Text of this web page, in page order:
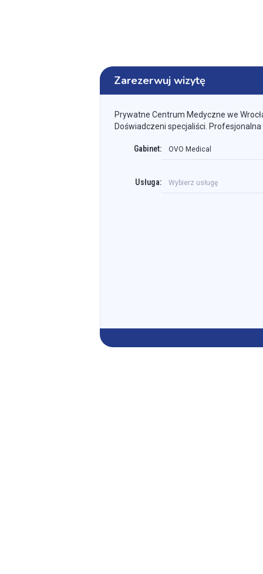
Zarezerwuj wizytę
Prywatne Centrum Medyczne we
Doświadczeni specjaliści.
Gabinet: OVO Medical
Usługa: Wybierz usługę